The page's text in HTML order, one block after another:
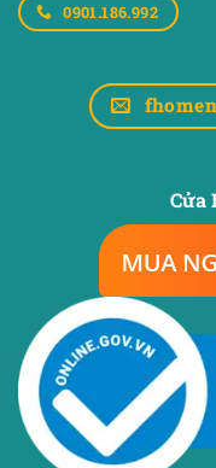
0901.186.992
Cửa